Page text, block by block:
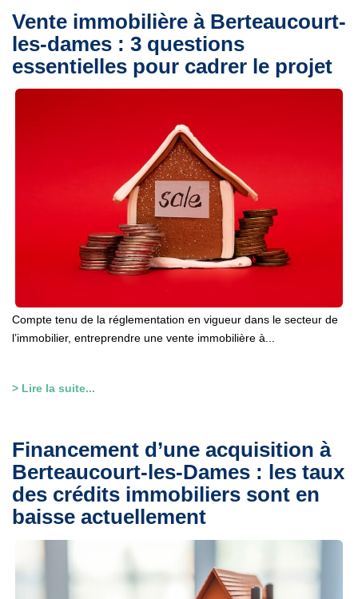
Vente immobilière à Berteaucourt-
les-dames : 3 questions
essentielles pour cadrer le projet
Compte tenu de la réglementation en vigueur dans le secteur de
l’immobilier, entreprendre une vente immobilière à...
> Lire la suite...
Financement d’une acquisition à
Berteaucourt-les-Dames : les taux
des crédits immobiliers sont en
baisse actuellement